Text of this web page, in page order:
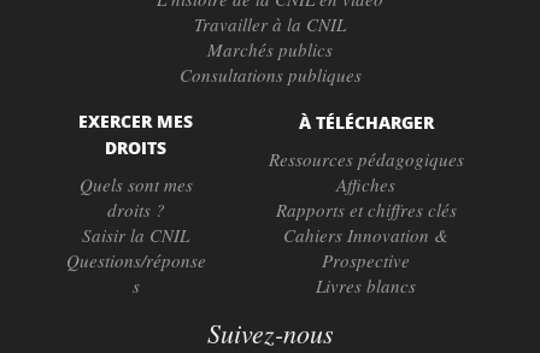
Travailler à la CNIL
Marchés publics
Consultations publiques
EXERCER MES
DROITS
Quels sont mes
droits ?
Saisir la CNIL
Questions/réponse
s
À TÉLÉCHARGER
Ressources pédagogiques
Affiches
Rapports et chiffres clés
Cahiers Innovation &
Prospective
Livres blancs
Suivez-nous